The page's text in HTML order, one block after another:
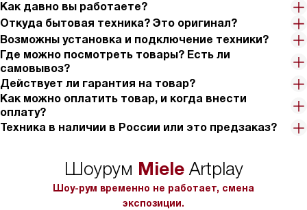
Как давно вы работаете?
Откуда бытовая техника? Это оригинал?
Возможны установка и подключение техники?
Где можно посмотреть товары? Есть ли
самовывоз?
Действует ли гарантия на товар?
Как можно оплатить товар, и когда внести
оплату?
Техника в наличии в России или это предзаказ?
Шоурум MieleArtplay
Шоу-рум временно не работает, смена
экспозиции.